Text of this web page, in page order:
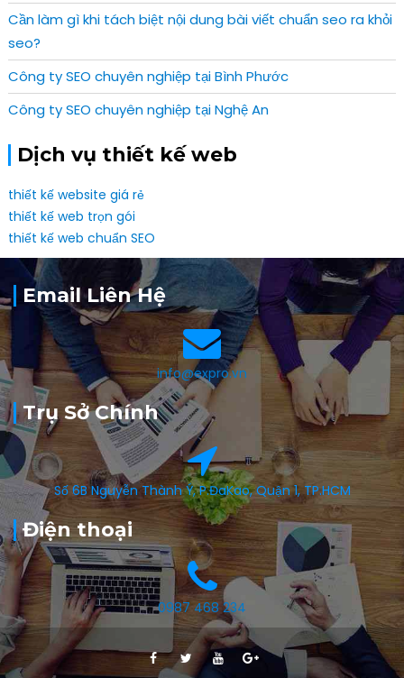
Cần làm gì khi tách biệt nội dung bài viết chuẩn seo ra khỏi
seo?
Công ty SEO chuyên nghiệp tại Bình Phước
Công ty SEO chuyên nghiệp tại Nghệ An
Dịch vụ thiết kế web
thiết kế website giá rẻ
thiết kế web trọn gói
thiết kế web chuẩn SEO
Email Liên Hệ
info@expro.vn
Trụ Sở Chính
Số 6B Nguyễn Thành Ý, P.ĐaKao, Quận 1, TP.HCM
Điện thoại
0987 468 234